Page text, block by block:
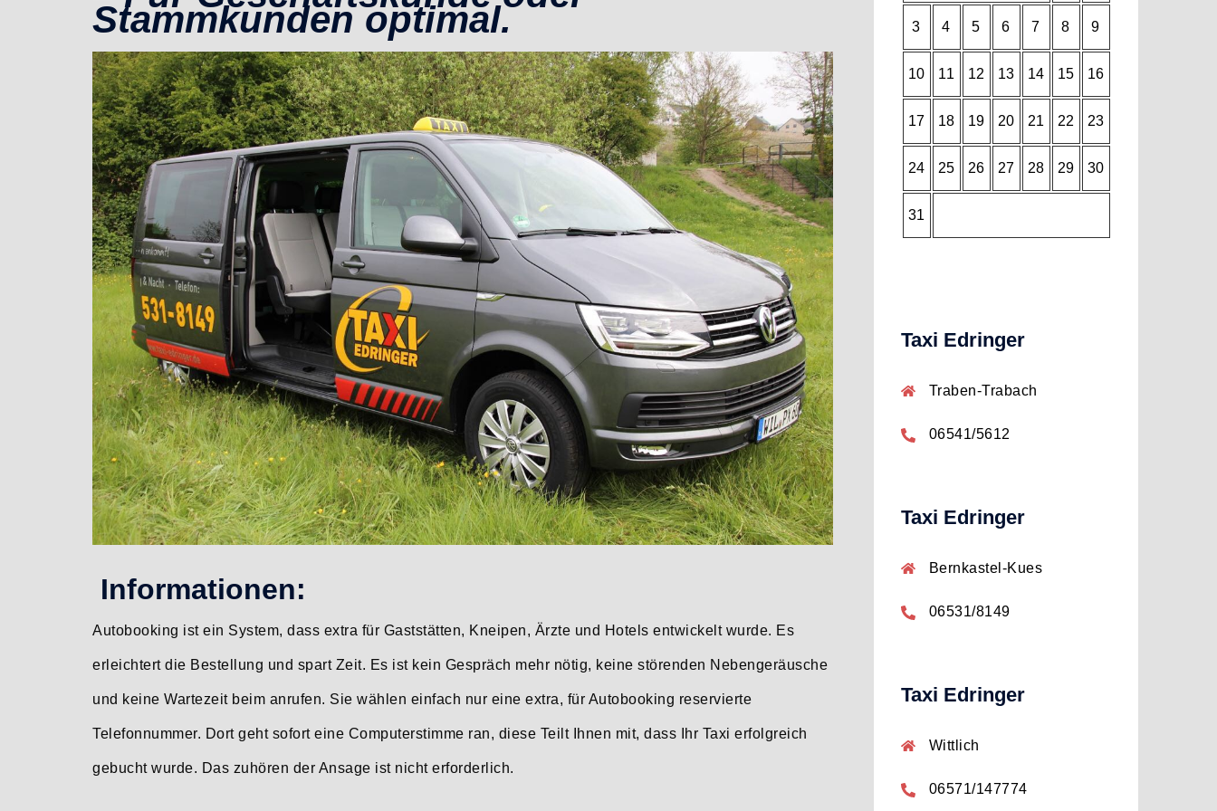
Stammkunden optimal.
Informationen:
Autobooking ist ein System, dass extra für Gaststätten, Kneipen, Ärzte und Hotels entwickelt wurde. Es
erleichtert die Bestellung und spart Zeit. Es ist kein Gespräch mehr nötig, keine störenden Nebengeräusche
und keine Wartezeit beim anrufen. Sie wählen einfach nur eine extra, für Autobooking reservierte
Telefonnummer. Dort geht sofort eine Computerstimme ran, diese Teilt Ihnen mit, dass Ihr Taxi erfolgreich
gebucht wurde. Das zuhören der Ansage ist nicht erforderlich.
3 4 5 6 7 8 9
10 11 12 13 14 15 16
17 18 19 20 21 22 23
24 25 26 27 28 29 30
31
Taxi Edringer
Traben-Trabach
06541/5612
Taxi Edringer
Bernkastel-Kues
06531/8149
Taxi Edringer
Wittlich
06571/147774